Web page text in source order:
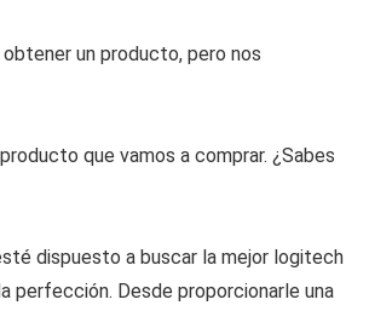
un producto, pero nos
que vamos a comprar. ¿Sabes
dispuesto a buscar la mejor logitech
perfección. Desde proporcionarle una